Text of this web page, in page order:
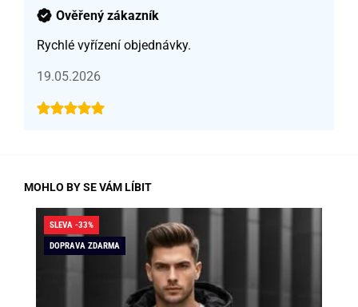
Ověřený zákazník
Rychlé vyřízení objednávky.
19.05.2026
MOHLO BY SE VÁM LÍBIT
SLEVA -33%
DOPRAVA ZDARMA